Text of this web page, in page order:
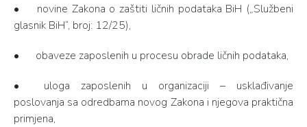
•
novine Zakona o zaštiti ličnih podataka BiH („Službeni
glasnik BiH“, broj: 12/25),
•
obaveze zaposlenih u procesu obrade ličnih podataka,
•
uloga zaposlenih u organizaciji – usklađivanje
poslovanja sa odredbama novog Zakona i njegova praktična
primjena,